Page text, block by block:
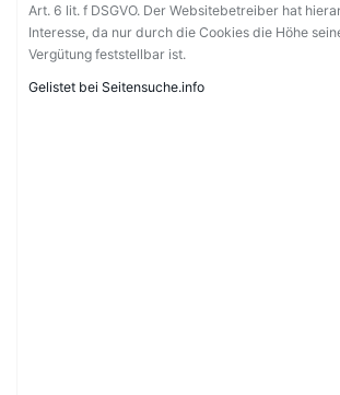
Art. 6 lit. f DSGVO. Der Websitebetreiber hat
Interesse, da nur durch die Cookies die Höhe
Vergütung feststellbar ist.
Gelistet bei Seitensuche.info